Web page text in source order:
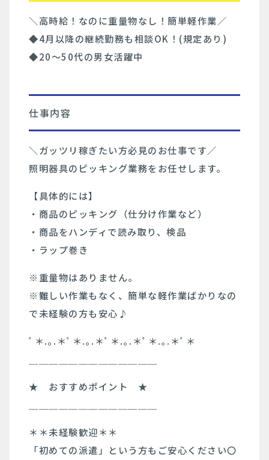
＼高時給！なのに重量物なし！簡単軽作業／
◆4月以降の継続勤務も相談OK！(規定あり)
◆20～50代の男女活躍中
仕事内容
＼ガッツリ稼ぎたい方必見のお仕事です／
照明器具のピッキング業務をお任せします。
【具体的には】
・商品のピッキング（仕分け作業など）
・商品をハンディで読み取り、検品
・ラップ巻き
※重量物はありません。
※難しい作業もなく、簡単な軽作業ばかりなの
で未経験の方も安心♪
ﾟ＊.｡.＊ﾟ＊.｡.＊ﾟ＊.｡.＊ﾟ＊.｡.＊ﾟ＊
￣￣￣￣￣￣￣￣￣￣￣￣￣
★ おすすめポイント ★
＊＊未経験歓迎＊＊
「初めての派遣」という方もご安心ください〇